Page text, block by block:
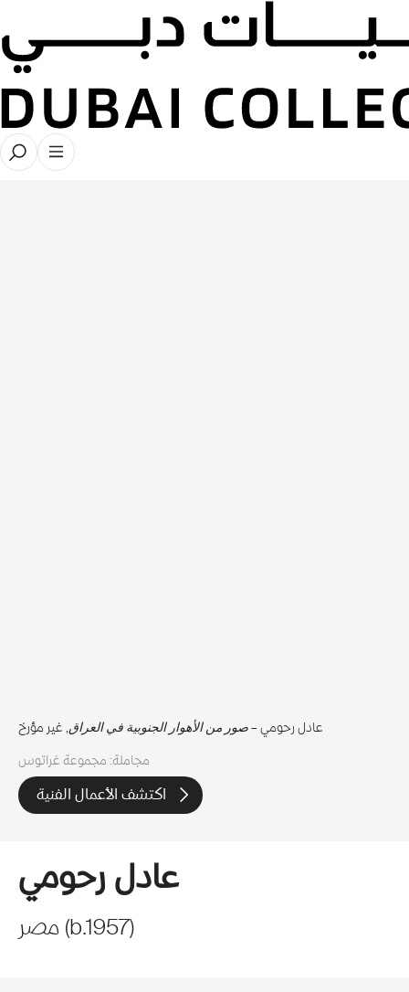
عادل رحومي –صور من الأهوار الجنوبية في العراق, غير مؤرخ
مجاملة: مجموعة غراتوس
اكتشف الأعمال الفنية
عادل رحومي
مصر (b.1957)